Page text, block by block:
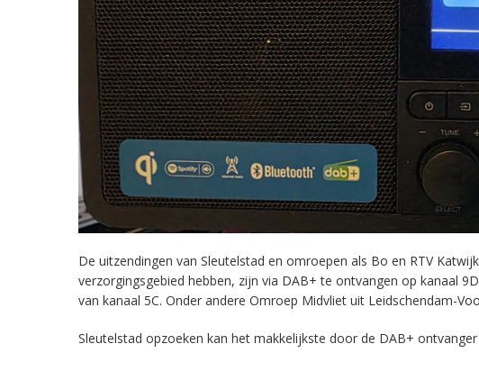
De uitzendingen van Sleutelstad en omroepen als Bo en RTV
verzorgingsgebied hebben, zijn via DAB+ te ontvangen op kanaal
van kanaal 5C. Onder andere Omroep Midvliet uit Leidschendam-
Sleutelstad opzoeken kan het makkelijkste door de DAB+